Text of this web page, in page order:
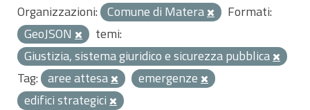
Organizzazioni: Comune di Matera
Formati:
GeoJSON
temi:
Giustizia, sistema giuridico e sicurezza pubblica
Tag: aree attesa
emergenze
edifici strategici